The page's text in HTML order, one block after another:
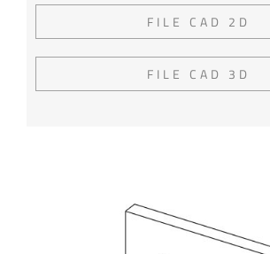
FILE CAD 2D
FILE CAD 3D